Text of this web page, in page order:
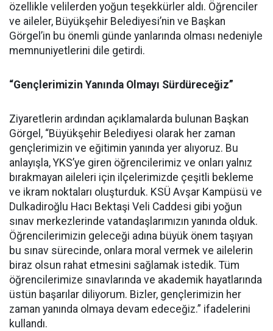
özellikle velilerden yoğun teşekkürler aldı. Öğrenciler
ve aileler, Büyükşehir Belediyesi’nin ve Başkan
Görgel’in bu önemli günde yanlarında olması nedeniyle
memnuniyetlerini dile getirdi.
“Gençlerimizin Yanında Olmayı Sürdüreceğiz”
Ziyaretlerin ardından açıklamalarda bulunan Başkan
Görgel, “Büyükşehir Belediyesi olarak her zaman
gençlerimizin ve eğitimin yanında yer alıyoruz. Bu
anlayışla, YKS’ye giren öğrencilerimiz ve onları yalnız
bırakmayan aileleri için ilçelerimizde çeşitli bekleme
ve ikram noktaları oluşturduk. KSÜ Avşar Kampüsü ve
Dulkadiroğlu Hacı Bektaşi Veli Caddesi gibi yoğun
sınav merkezlerinde vatandaşlarımızın yanında olduk.
Öğrencilerimizin geleceği adına büyük önem taşıyan
bu sınav sürecinde, onlara moral vermek ve ailelerin
biraz olsun rahat etmesini sağlamak istedik. Tüm
öğrencilerimize sınavlarında ve akademik hayatlarında
üstün başarılar diliyorum. Bizler, gençlerimizin her
zaman yanında olmaya devam edeceğiz.” ifadelerini
kullandı.